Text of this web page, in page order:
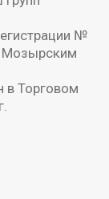
№
Мозырским
в Торговом